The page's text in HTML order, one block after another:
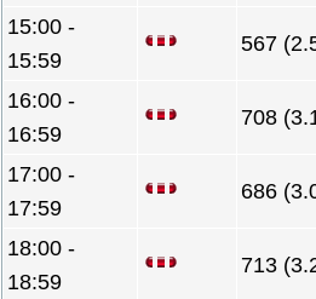
15:00 -
15:59
567
16:00 -
16:59
708
17:00 -
17:59
686
18:00 -
18:59
713